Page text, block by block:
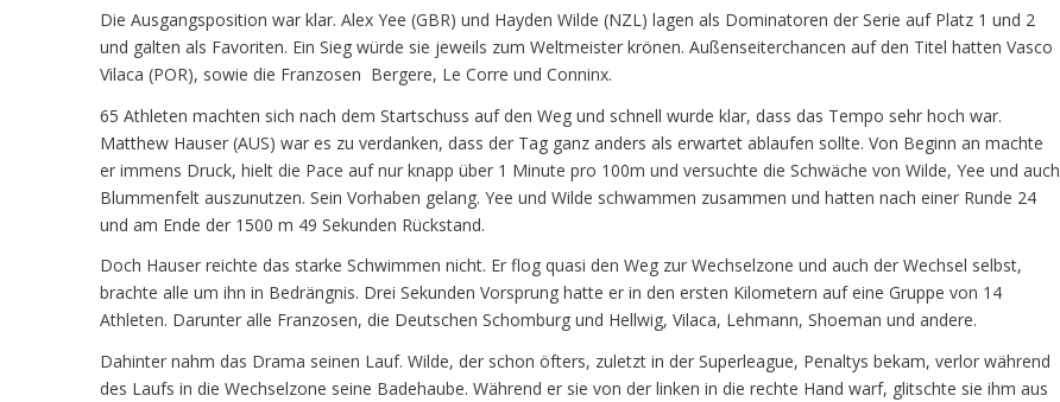
Die Ausgangsposition war klar. Alex Yee (GBR) und Hayden Wilde (NZL) lagen als Dominatoren der Serie auf Platz 1 und 2
und galten als Favoriten. Ein Sieg würde sie jeweils zum Weltmeister krönen. Außenseiterchancen auf den Titel hatten Vasco
Vilaca (POR), sowie die Franzosen Bergere, Le Corre und Conninx.
65 Athleten machten sich nach dem Startschuss auf den Weg und schnell wurde klar, dass das Tempo sehr hoch war.
Matthew Hauser (AUS) war es zu verdanken, dass der Tag ganz anders als erwartet ablaufen sollte. Von Beginn an machte
er immens Druck, hielt die Pace auf nur knapp über 1 Minute pro 100m und versuchte die Schwäche von Wilde, Yee und auch
Blummenfelt auszunutzen. Sein Vorhaben gelang. Yee und Wilde schwammen zusammen und hatten nach einer Runde 24
und am Ende der 1500 m 49 Sekunden Rückstand.
Doch Hauser reichte das starke Schwimmen nicht. Er flog quasi den Weg zur Wechselzone und auch der Wechsel selbst,
brachte alle um ihn in Bedrängnis. Drei Sekunden Vorsprung hatte er in den ersten Kilometern auf eine Gruppe von 14
Athleten. Darunter alle Franzosen, die Deutschen Schomburg und Hellwig, Vilaca, Lehmann, Shoeman und andere.
Dahinter nahm das Drama seinen Lauf. Wilde, der schon öfters, zuletzt in der Superleague, Penaltys bekam, verlor während
des Laufs in die Wechselzone seine Badehaube. Während er sie von der linken in die rechte Hand warf, glitschte sie ihm aus